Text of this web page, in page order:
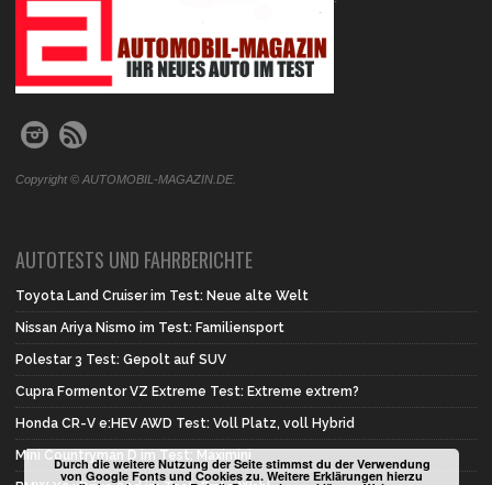
Copyright © AUTOMOBIL-MAGAZIN.DE.
AUTOTESTS UND FAHRBERICHTE
Toyota Land Cruiser im Test: Neue alte Welt
Nissan Ariya Nismo im Test: Familiensport
Polestar 3 Test: Gepolt auf SUV
Cupra Formentor VZ Extreme Test: Extreme extrem?
Honda CR-V e:HEV AWD Test: Voll Platz, voll Hybrid
Mini Countryman D im Test: Maximini
Durch die weitere Nutzung der Seite stimmst du der Verwendung
von Google Fonts und Cookies zu. Weitere Erklärungen hierzu